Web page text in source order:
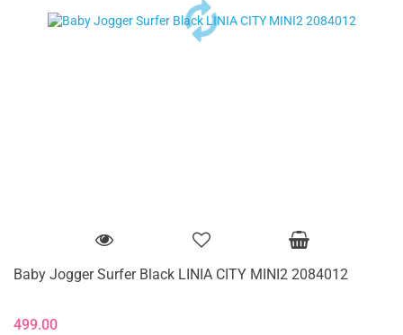
Baby Jogger Surfer Black LINIA CITY MINI2 2084012
499.00